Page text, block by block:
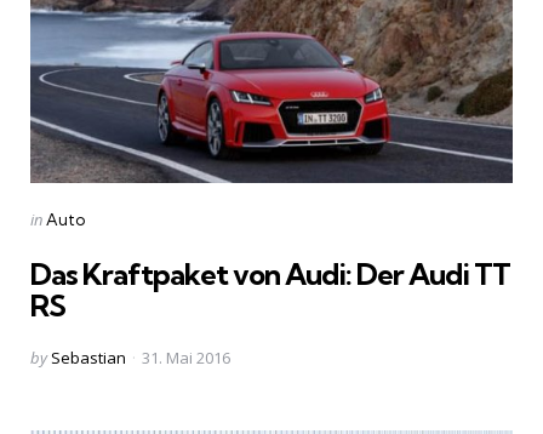
Categories
Posted
inAuto
Das Kraftpaket von Audi: Der Audi TT
RS
Posted
by Sebastian 31. Mai 2016